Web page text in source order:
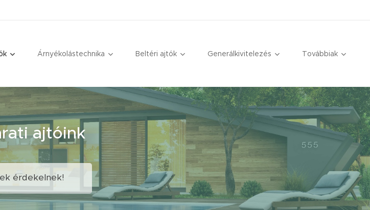
Árnyékolástechnika Beltéri ajtók Generálkivitelezés Továbbiak
ajtóink
érdekelnek!